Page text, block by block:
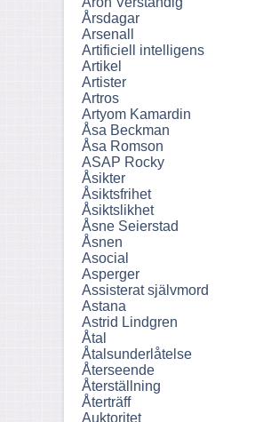
Årsdagar
Arsenall
Artificiell intelligens
Artikel
Artister
Artros
Artyom Kamardin
Åsa Beckman
Åsa Romson
ASAP Rocky
Åsikter
Åsiktsfrihet
Åsiktslikhet
Åsne Seierstad
Åsnen
Asocial
Asperger
Assisterat självmord
Astana
Astrid Lindgren
Åtal
Åtalsunderlåtelse
Återseende
Återställning
Återträff
Auktoritet